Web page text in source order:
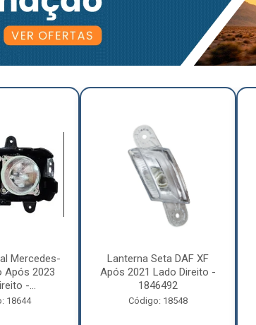
Mercedes-
Após 2023
-...
18644
Lanterna Seta DAF XF
Após 2021 Lado Direito -
1846492
Código: 18548